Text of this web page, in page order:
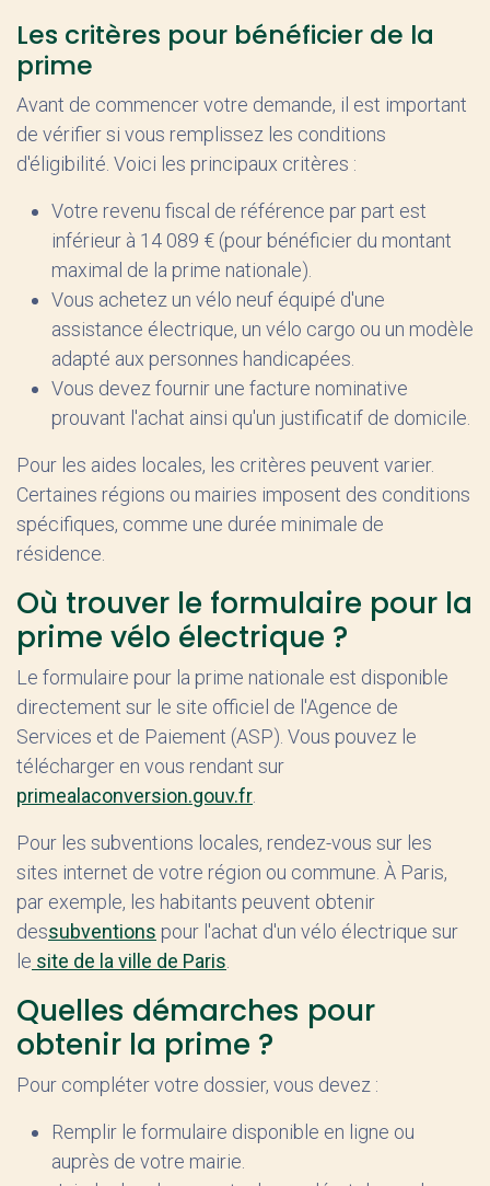
Les critères pour bénéficier de la
prime
Avant de commencer votre demande, il est important
de vérifier si vous remplissez les conditions
d'éligibilité. Voici les principaux critères :
Votre revenu fiscal de référence par part est
inférieur à 14 089 € (pour bénéficier du montant
maximal de la prime nationale).
Vous achetez un vélo neuf équipé d'une
assistance électrique, un vélo cargo ou un modèle
adapté aux personnes handicapées.
Vous devez fournir une facture nominative
prouvant l'achat ainsi qu'un justificatif de domicile.
Pour les aides locales, les critères peuvent varier.
Certaines régions ou mairies imposent des conditions
spécifiques, comme une durée minimale de
résidence.
Où trouver le formulaire pour la
prime vélo électrique ?
Le formulaire pour la prime nationale est disponible
directement sur le site officiel de l'Agence de
Services et de Paiement (ASP). Vous pouvez le
télécharger en vous rendant sur
primealaconversion.gouv.fr
Pour les subventions locales, rendez-vous sur les
sites internet de votre région ou commune. À Paris,
par exemple, les habitants peuvent obtenir
dessubventions pour l'achat d'un vélo électrique sur
le site de la ville de Paris
Quelles démarches pour
obtenir la prime ?
Pour compléter votre dossier, vous devez :
Remplir le formulaire disponible en ligne ou
auprès de votre mairie.